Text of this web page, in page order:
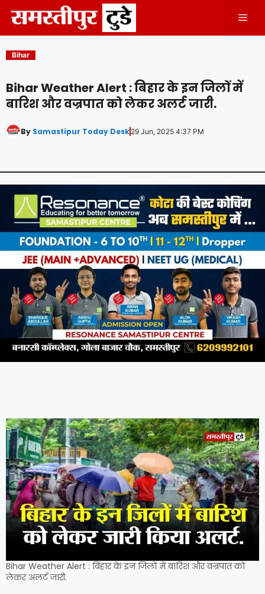
content
Bihar
Bihar Weather Alert : बिहार के इन जिलों में
बारिश और वज्रपात को लेकर अलर्ट जारी.
By Samastipur Today Desk 29 Jun, 2025 4:37 PM
Bihar Weather Alert : बिहार के इन जिलों में बारिश और वज्रपात को
लेकर अलर्ट जारी.